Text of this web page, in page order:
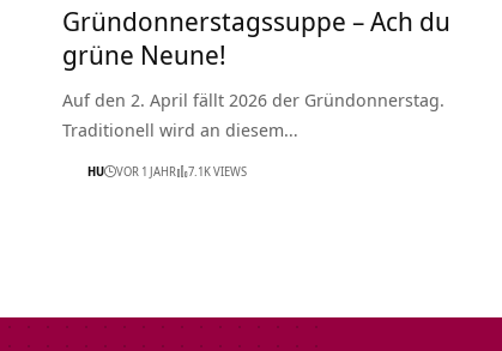
Gründonnerstagssuppe – Ach du
grüne Neune!
Auf den 2. April fällt 2026 der Gründonnerstag.
Traditionell wird an diesem…
HU VOR 1 JAHR 7.1K VIEWS